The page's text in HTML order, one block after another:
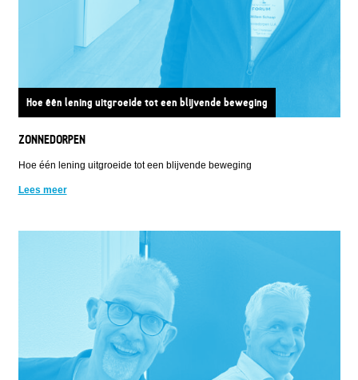
Hoe één lening uitgroeide tot een blijvende beweging
ZONNEDORPEN
Hoe één lening uitgroeide tot een blijvende beweging
Lees meer